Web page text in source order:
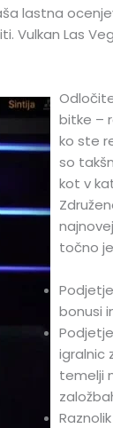
lastna
Vulkan Las
bitke –
ko ste
so
kot v
točno
bonusi
igralnic
temelji